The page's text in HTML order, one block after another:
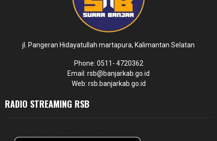
jl. Pangeran Hidayatullah martapura, Kalimantan Selatan
Phone: 0511- 4720362
Email: rsb@banjarkab.go.id
Web: rsb.banjarkab.go.id
RADIO STREAMING RSB